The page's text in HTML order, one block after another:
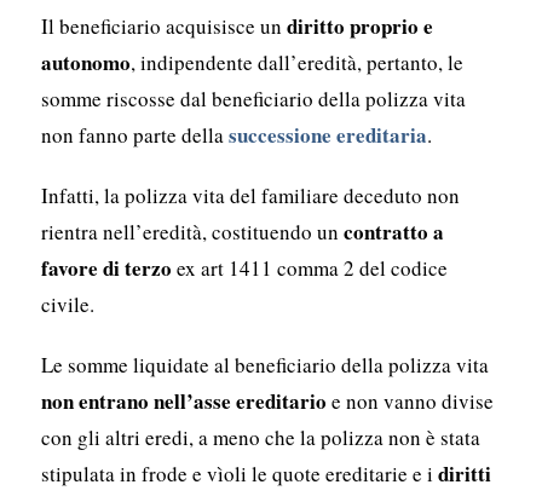
Il beneficiario acquisisce un diritto proprio e
autonomo, indipendente dall’eredità, pertanto, le
somme riscosse dal beneficiario della polizza vita
non fanno parte dellasuccessione ereditaria.
Infatti, la polizza vita del familiare deceduto non
rientra nell’eredità, costituendo un contratto a
favore di terzo ex art 1411 comma 2 del codice
civile.
Le somme liquidate al beneficiario della polizza vita
non entrano nell’asse ereditario e non vanno divise
con gli altri eredi, a meno che la polizza non è stata
stipulata in frode e vìoli le quote ereditarie e i diritti